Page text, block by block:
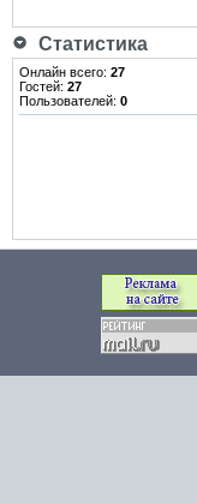
Статистика
Онлайн всего: 27
Гостей: 27
Пользователей: 0